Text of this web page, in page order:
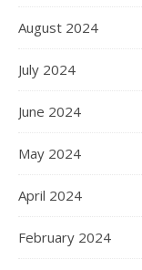
August 2024
July 2024
June 2024
May 2024
April 2024
February 2024